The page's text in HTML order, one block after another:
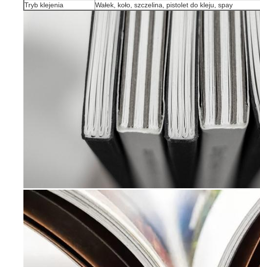
Tryb klejenia
Wałek, koło, szczelina, pistolet do kleju, spay